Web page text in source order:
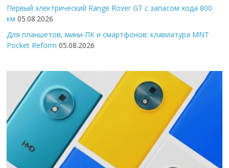
Первый электрический Range Rover GT с запасом хода 800
км 05.08.2026
Для планшетов, мини-ПК и смартфонов: клавиатура MNT
Pocket Reform 05.08.2026